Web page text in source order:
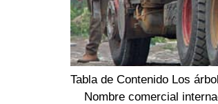
Tabla de Contenido
Nombre comercial